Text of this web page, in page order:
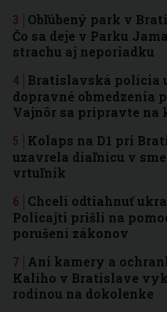
Obľúbený park v
Čo sa deje v Parku
strachu aj neporiadku
Bratislavská polícia
dopravné obmedzenia
Vajnôr sa pripravte na
Kolaps na D1 pri
uzavrela diaľnicu v
vrtuľník
Chceli odtiahnuť
Policajti prišli na
porušení zákonov
Ani kamery a
Kaliho v Bratislave
rodinou na dokolenke